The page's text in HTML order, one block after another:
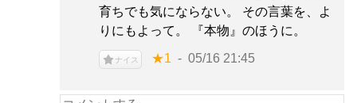
育ちでも気にならない。 その言葉を、よ
りにもよって。 『本物』のほうに。
ナイス ★1 05/16 21:45